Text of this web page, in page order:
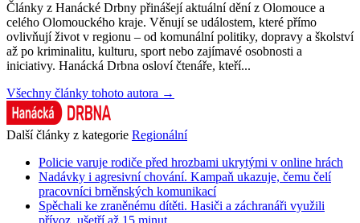
Články z Hanácké Drbny přinášejí aktuální dění z Olomouce a
celého Olomouckého kraje. Věnují se událostem, které přímo
ovlivňují život v regionu – od komunální politiky, dopravy a školství
až po kriminalitu, kulturu, sport nebo zajímavé osobnosti a
iniciativy. Hanácká Drbna osloví čtenáře, kteří...
Všechny články tohoto autora →
Další články z kategorie Regionální
Policie varuje rodiče před hrozbami ukrytými v online hrách
Nadávky i agresivní chování. Kampaň ukazuje, čemu čelí
pracovníci brněnských komunikací
Spěchali ke zraněnému dítěti. Hasiči a záchranáři využili
přívoz, ušetří až 15 minut